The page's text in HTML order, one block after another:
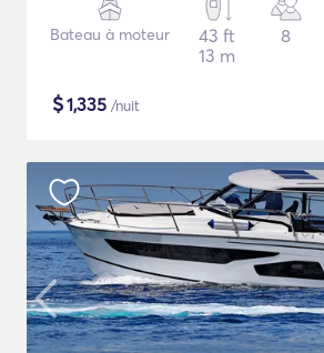
Bateau à moteur
43 ft
13 m
8
$1,335 /nuit